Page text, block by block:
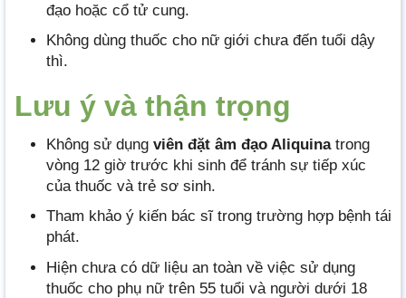
đạo hoặc cổ tử cung.
Không dùng thuốc cho nữ giới chưa đến tuổi dậy
thì.
Lưu ý và thận trọng
Không sử dụng viên đặt âm đạo Aliquinatrong
vòng 12 giờ trước khi sinh để tránh sự tiếp xúc
của thuốc và trẻ sơ sinh.
Tham khảo ý kiến bác sĩ trong trường hợp bệnh tái
phát.
Hiện chưa có dữ liệu an toàn về việc sử dụng
thuốc cho phụ nữ trên 55 tuổi và người dưới 18